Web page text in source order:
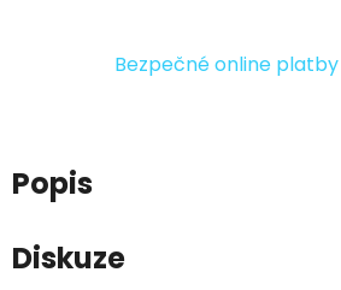
Bezpečné online platby
Popis
Diskuze